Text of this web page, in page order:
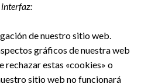
interfaz:
de nuestro sitio web.
gráficos de nuestra web
rechazar estas «cookies» o
sitio web no funcionará